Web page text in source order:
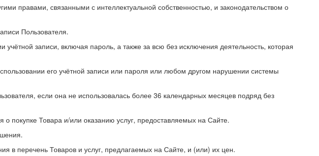
правами, связанными с интеллектуальной собственностью, и законодательством о
Пользователя.
записи, включая пароль, а также за всю без исключения деятельность, которая
его учётной записи или пароля или любом другом нарушении системы
если она не использовалась более 36 календарных месяцев подряд без
покупке Товара и/или оказанию услуг, предоставляемых на Сайте.
в перечень Товаров и услуг, предлагаемых на Сайте, и (или) их цен.